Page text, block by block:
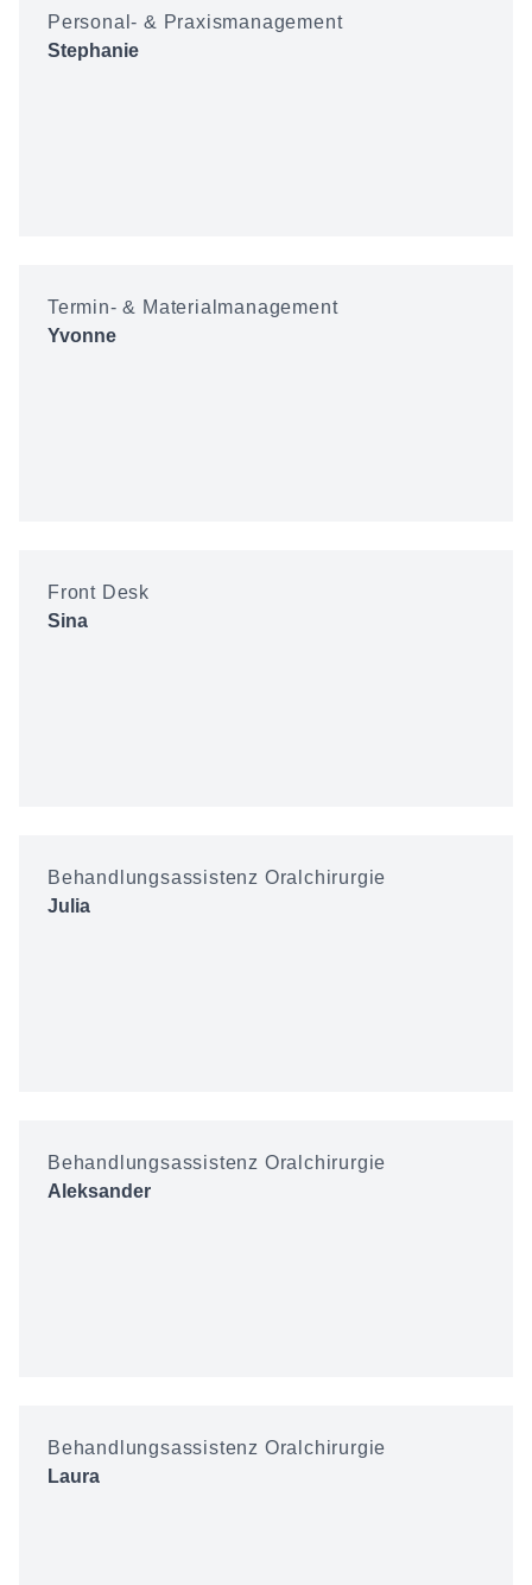
Personal- & Praxismanagement
Stephanie
Termin- & Materialmanagement
Yvonne
Front Desk
Sina
Behandlungsassistenz Oralchirurgie
Julia
Behandlungsassistenz Oralchirurgie
Aleksander
Behandlungsassistenz Oralchirurgie
Laura